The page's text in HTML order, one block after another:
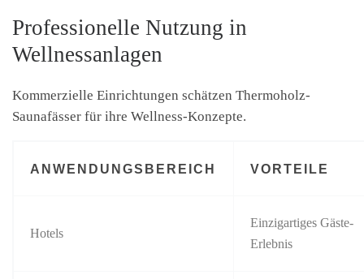
Professionelle Nutzung in
Wellnessanlagen
Kommerzielle Einrichtungen schätzen Thermoholz-
Saunafässer für ihre Wellness-Konzepte.
ANWENDUNGSBEREICH VORTEILE
Hotels
Einzigartiges Gäste-
Erlebnis